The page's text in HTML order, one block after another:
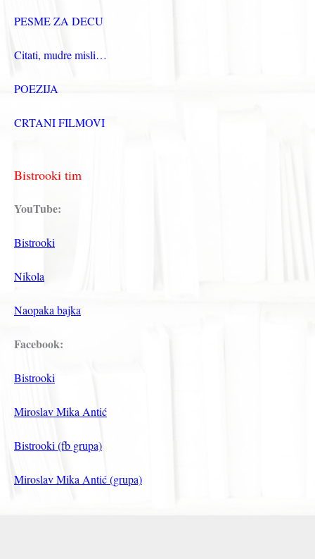
PESME ZA DECU
Citati, mudre misli…
POEZIJA
CRTANI FILMOVI
Bistrooki tim
YouTube:
Bistrooki
Nikola
Naopaka bajka
Facebook:
Bistrooki
Miroslav Mika Antić
Bistrooki (fb grupa)
Miroslav Mika Antić (grupa)